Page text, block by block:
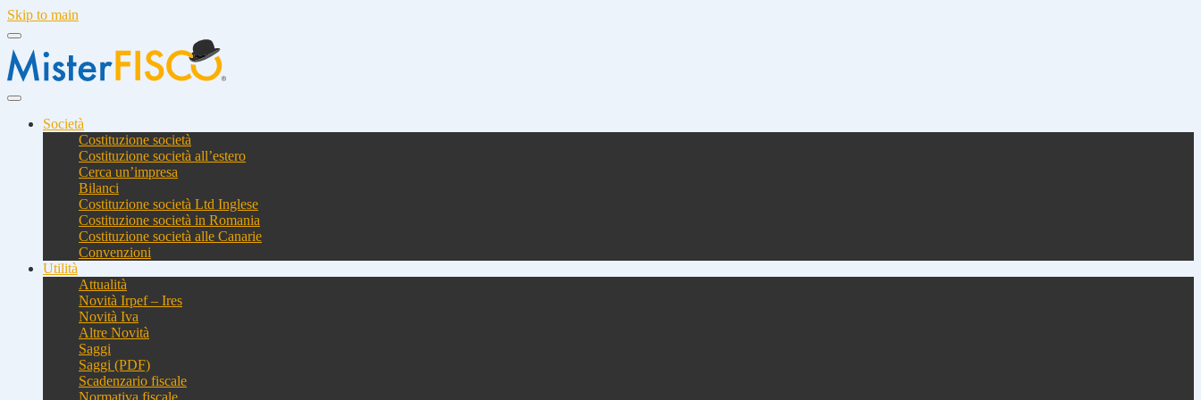
Skip to main
Società
Costituzione società
Costituzione società all’estero
Cerca un’impresa
Bilanci
Costituzione società Ltd Inglese
Costituzione società in Romania
Costituzione società alle Canarie
Convenzioni
Utilità
Attualità
Novità Irpef – Ires
Novità Iva
Altre Novità
Saggi
Saggi (PDF)
Scadenzario fiscale
Normativa fiscale